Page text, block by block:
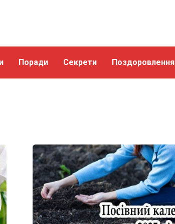
Поради Секрети Поздоровлення